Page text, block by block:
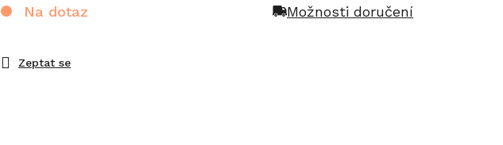
Zeptat se
Na dotaz Možnosti doručení